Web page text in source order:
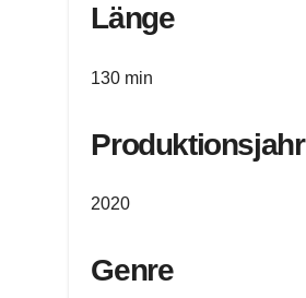
Länge
130 min
Produktionsjahr
2020
Genre